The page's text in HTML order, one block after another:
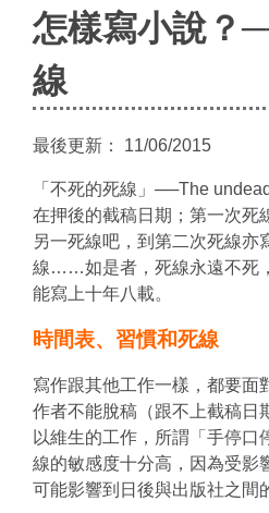
You are here
怎樣寫小說？
線
最後更新： 11/06/2015
「不死的死線」──The
在押後的截稿日期；第一次死
另一死線吧，到第二次死線亦
線……如是者，死線永遠不死
能寫上十年八載。
時間表、習慣和死線
寫作跟其他工作一樣，都要面
作者不能脫稿（跟不上截稿日
以維生的工作，所謂「手停口
線的敏感度十分高，因為受影
可能影響到日後與出版社之間